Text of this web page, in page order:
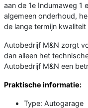
aan de 1e Indumaweg 1
algemeen onderhoud,
de lange termijn kwaliteit
Autobedrijf M&N zorgt
dan alleen het
Autobedrijf M&N een
Praktische informatie:
Type: Autogarage